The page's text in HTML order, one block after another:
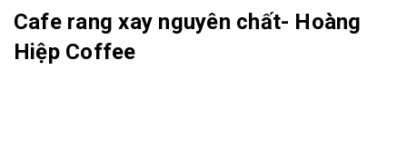
Cafe rang xay nguyên chất- Hoàng
Hiệp Coffee